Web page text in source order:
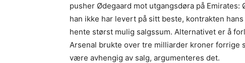
pusher Ødegaard mot utgangsdøra på
han ikke har levert på sitt beste, kontrakten
hente størst mulig salgssum. Alternativet er å
Arsenal brukte over tre milliarder kroner forrige
være avhengig av salg, argumenteres det.